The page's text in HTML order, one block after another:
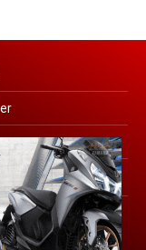
JATIM